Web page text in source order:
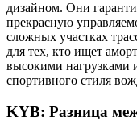
дизайном. Они
прекрасную
сложных участках
для тех, кто ищет
высокими нагрузками
спортивного стиля
KYB: Разница